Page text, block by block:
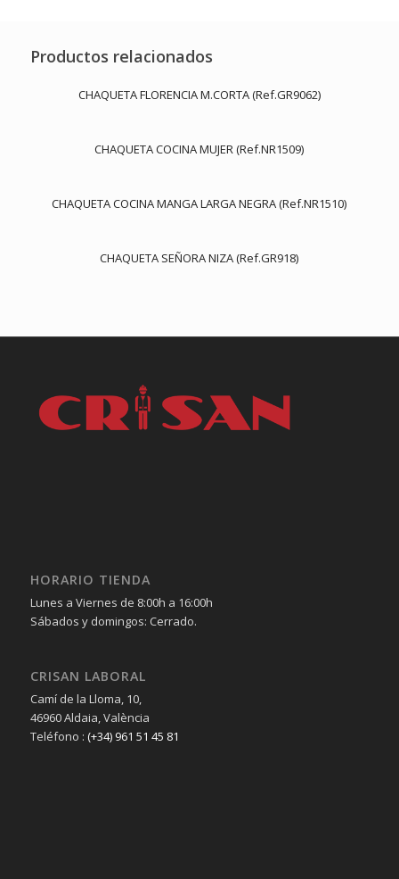
Productos relacionados
CHAQUETA FLORENCIA M.CORTA (Ref.GR9062)
CHAQUETA COCINA MUJER (Ref.NR1509)
CHAQUETA COCINA MANGA LARGA NEGRA (Ref.NR1510)
CHAQUETA SEÑORA NIZA (Ref.GR918)
HORARIO TIENDA
Lunes a Viernes de 8:00h a 16:00h
Sábados y domingos: Cerrado.
CRISAN LABORAL
Camí de la Lloma, 10,
46960 Aldaia, València
Teléfono : (+34) 961 51 45 81